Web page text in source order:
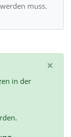
muss.
×
in der